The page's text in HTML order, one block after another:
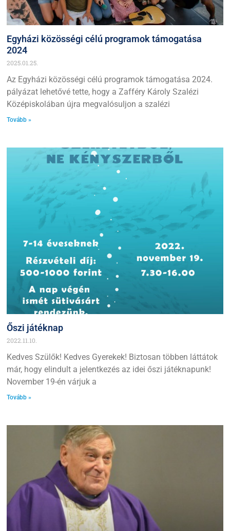
Egyházi közösségi célú programok támogatása
2024
2025.01.25.
Az Egyházi közösségi célú programok támogatása 2024.
pályázat lehetővé tette, hogy a Zafféry Károly Szalézi
Középiskolában újra megvalósuljon a szalézi
Tovább »
Őszi játéknap
2022.11.10.
Kedves Szülők! Kedves Gyerekek! Biztosan többen láttátok
már, hogy elindult a jelentkezés az idei őszi játéknapunk!
November 19-én várjuk a
Tovább »